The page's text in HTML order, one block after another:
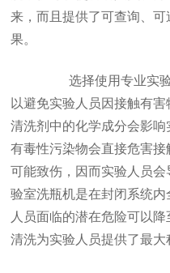
来，而且提供了可查询、
果。
选择使用专业实验
以避免实验人员因接触有
清洗剂中的化学成分会影
有毒性污染物会直接危害
可能致伤，因而实验人员
验室洗瓶机是在封闭系统
人员面临的潜在危险可以
清洗为实验人员提供了最大